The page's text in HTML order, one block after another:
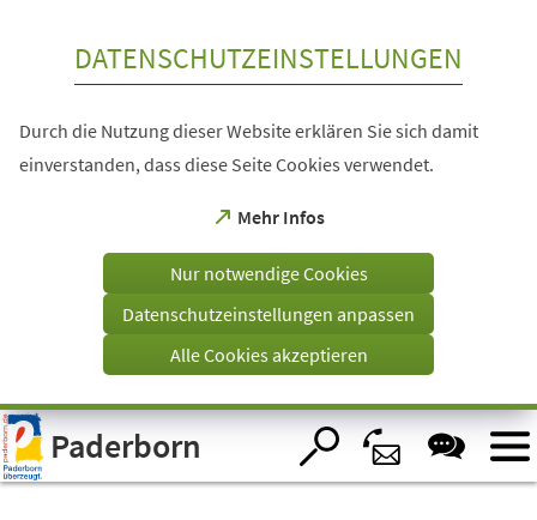
Visuelle
Assistenzsoftware
öffnen.
DATENSCHUTZEINSTELLUNGEN
Durch die Nutzung dieser Website erklären Sie sich damit
einverstanden, dass diese Seite Cookies verwendet.
Mehr Infos
(Öffnet
einem
Tab)
Nur notwendige Cookies
Datenschutzeinstellungen anpassen
Alle Cookies akzeptieren
Paderborn